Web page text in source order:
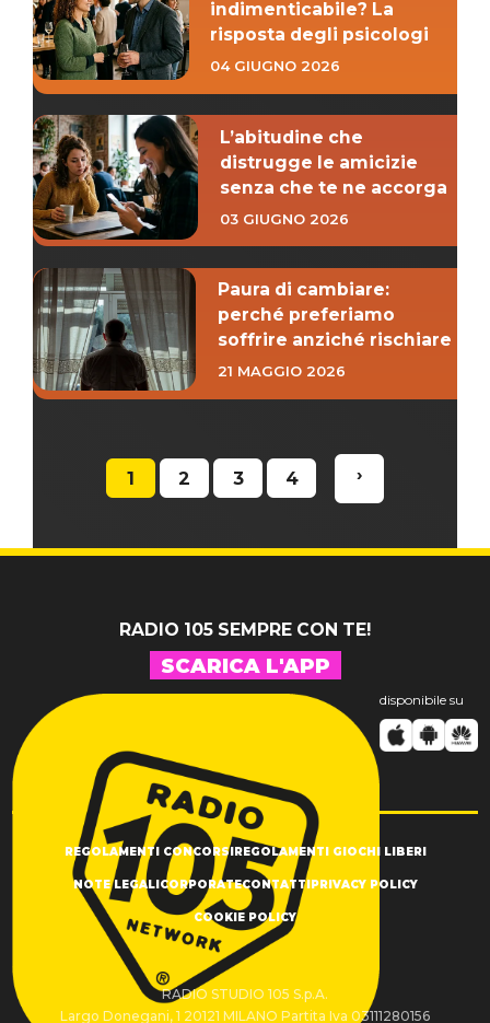
indimenticabile? La
risposta degli psicologi
04 GIUGNO 2026
L’abitudine che
distrugge le amicizie
senza che te ne accorga
03 GIUGNO 2026
Paura di cambiare:
perché preferiamo
soffrire anziché rischiare
21 MAGGIO 2026
1 2 3 4 ›
RADIO 105 SEMPRE CON TE!
SCARICA L'APP
disponibile su
REGOLAMENTI CONCORSIREGOLAMENTI GIOCHI LIBERI
NOTE LEGALICORPORATECONTATTIPRIVACY POLICY
COOKIE POLICY
RADIO STUDIO 105 S.p.A.
Largo Donegani, 1 20121 MILANO Partita Iva 03111280156